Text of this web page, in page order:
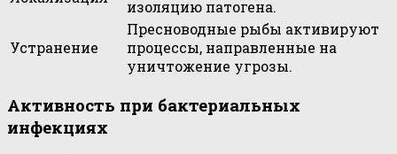
изоляцию патогена.
Устранение
Пресноводные рыбы активируют
процессы, направленные на
уничтожение угрозы.
Активность при бактериальных
инфекциях